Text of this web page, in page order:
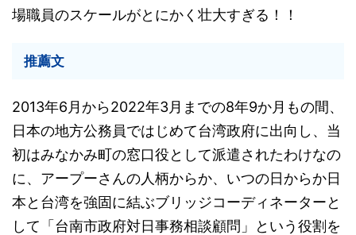
場職員のスケールがとにかく壮大すぎる！！
推薦文
2013年6月から2022年3月までの8年9か月もの間、
日本の地方公務員ではじめて台湾政府に出向し、当
初はみなかみ町の窓口役として派遣されたわけなの
に、アープーさんの人柄からか、いつの日からか日
本と台湾を強固に結ぶブリッジコーディネーターと
して「台南市政府対日事務相談顧問」という役割を